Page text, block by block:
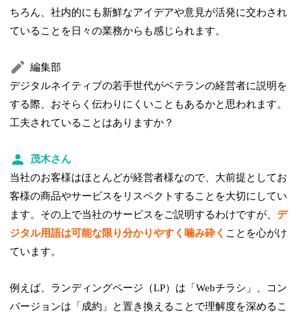
ちろん、社内的にも新鮮なアイデアや意見が活発に交わされ
ていることを日々の業務からも感じられます。
編集部
デジタルネイティブの若手世代がベテランの経営者に説明を
する際、おそらく伝わりにくいこともあるかと思われます。
工夫されていることはありますか？
茂木さん
当社のお客様はほとんどが経営者様なので、大前提としてお
客様の商品やサービスをリスペクトすることを大切にしてい
ます。その上で当社のサービスをご説明するわけですが、デ
ジタル用語は可能な限り分かりやすく噛み砕く ことを心がけ
ています。
例えば、ランディングページ（LP）は「Webチラシ」、コン
バージョンは「成約」と置き換えることで理解度を深めるこ